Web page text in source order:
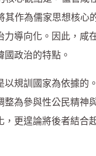
作為儒家思想核心
導向化。因此，咸
政治的特點。
規訓國家為依據的
為參與性公民精神
更遑論將後者結合